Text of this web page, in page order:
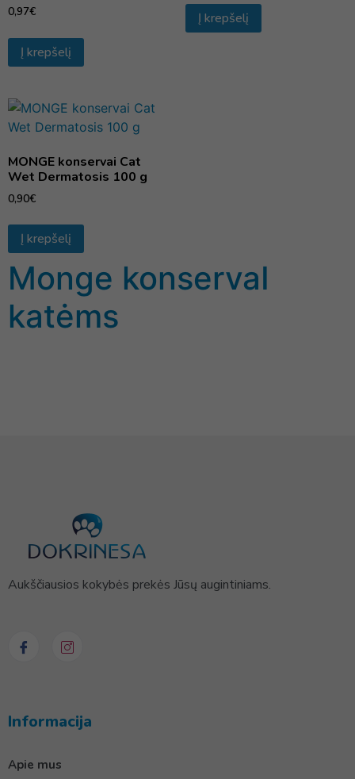
0,97€
Į krepšelį
Į krepšelį
MONGE konservai Cat
Wet Dermatosis 100 g
0,90€
Į krepšelį
Monge konservaI
katėms
Aukščiausios kokybės prekės Jūsų augintiniams.
Informacija
Apie mus